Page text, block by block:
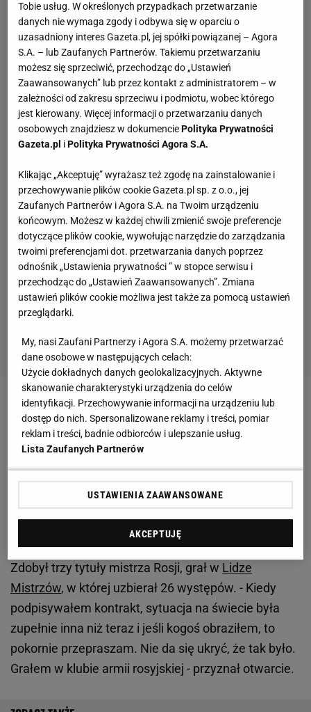
Zobacz wideoTak Sabalenka mówiła o Łukaszence
Pontus Wernbloom grał w CSKA Moskwa. Teraz
żałuje. "Sytuacja była zupełnie inna"
Defensywny pomocnik w 2012 r. dołączył z
holenderskiego AZ Alkmaar do CSKA Moskwa.
Spędził tam sześć najlepszych lat swojej kariery.
Zdobył trzy tytuły mistrza Rosji, grał w Lidze
Mistrzów, w której uzbierał 26 występów. - Kiedy
podpisywałem kontrakt, sytuacja na świecie była
zupełnie inna niż teraz i jeśli kogoś obraziłem, to
pokornie przepraszam. Nie da się ukryć, że tak było.
Grałem w klubie armii rosyjskiej - przyznał otwarcie.
Tobie usług. W określonych przypadkach przetwarzanie
danych nie wymaga zgody i odbywa się w oparciu o
uzasadniony interes Gazeta.pl, jej spółki powiązanej – Agora
S.A. – lub Zaufanych Partnerów. Takiemu przetwarzaniu
możesz się sprzeciwić, przechodząc do „Ustawień
Zaawansowanych” lub przez kontakt z administratorem – w
zależności od zakresu sprzeciwu i podmiotu, wobec którego
jest kierowany. Więcej informacji o przetwarzaniu danych
osobowych znajdziesz w dokumenciePolityka Prywatności
Gazeta.pl iPolityka Prywatności Agora S.A.
Klikając „Akceptuję” wyrażasz też zgodę na zainstalowanie i
przechowywanie plików cookie Gazeta.pl sp. z o.o., jej
Zaufanych Partnerów i Agora S.A. na Twoim urządzeniu
końcowym. Możesz w każdej chwili zmienić swoje preferencje
dotyczące plików cookie, wywołując narzędzie do zarządzania
twoimi preferencjami dot. przetwarzania danych poprzez
odnośnik „Ustawienia prywatności ” w stopce serwisu i
przechodząc do „Ustawień Zaawansowanych”. Zmiana
ustawień plików cookie możliwa jest także za pomocą ustawień
przeglądarki.
My, nasi Zaufani Partnerzy i Agora S.A. możemy przetwarzać
dane osobowe w następujących celach:
Użycie dokładnych danych geolokalizacyjnych. Aktywne
skanowanie charakterystyki urządzenia do celów
identyfikacji. Przechowywanie informacji na urządzeniu lub
dostęp do nich. Spersonalizowane reklamy i treści, pomiar
reklam i treści, badnie odbiorców i ulepszanie usług.
Lista Zaufanych Partnerów
USTAWIENIA ZAAWANSOWANE
AKCEPTUJĘ